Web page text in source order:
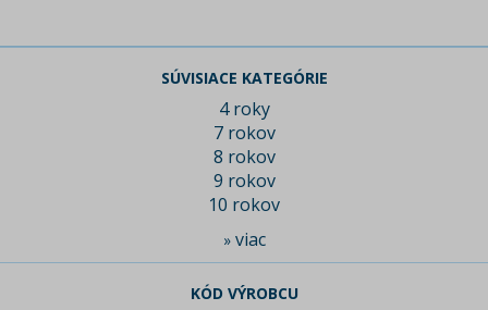
SÚVISIACE KATEGÓRIE
4 roky
7 rokov
8 rokov
9 rokov
10 rokov
» viac
KÓD VÝROBCU